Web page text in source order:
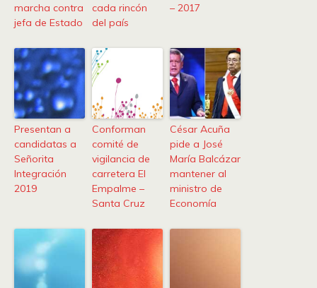
marcha contra
jefa de Estado
cada rincón
del país
– 2017
Presentan a
candidatas a
Señorita
Integración
2019
Conforman
comité de
vigilancia de
carretera El
Empalme –
Santa Cruz
César Acuña
pide a José
María Balcázar
mantener al
ministro de
Economía